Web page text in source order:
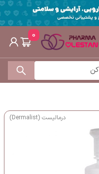
0
درمالیست (Dermalist)